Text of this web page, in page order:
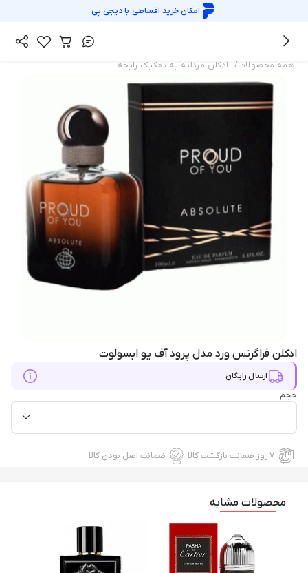
امکان خرید اقساطی بادیجی پی
همه محصولات/ ادکلن مردانه به تفکیک رایحه
ادکلن فراگرنس ورد مدل پرود آف یو ابسولوت
ارسال رایگان
حجم
۷ روز ضمانت بازگشت کالا ضمانت اصل بودن کالا
محصولات مشابه